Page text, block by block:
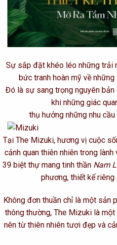
Sự sắp đặt khéo léo những trải
bức tranh hoàn mỹ về
Đó là sự sang trọng nguyên
khi những giác
thụ hưởng những nhu
Tại The Mizuki, hương vị cuộc
cảnh quan thiên nhiên trong
39 biệt thự mang tinh thần Nam
phương, thiết kế riêng
Không đơn thuần chỉ là một sản
thông thường, The Mizuki là
nên từ thiên nhiên tươi đẹp và